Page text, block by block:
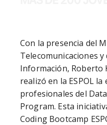
Con la presencia del
Telecomunicaciones y
Información, Roberto
realizó en la ESPOL
profesionales del
Program. Esta
Coding Bootcamp